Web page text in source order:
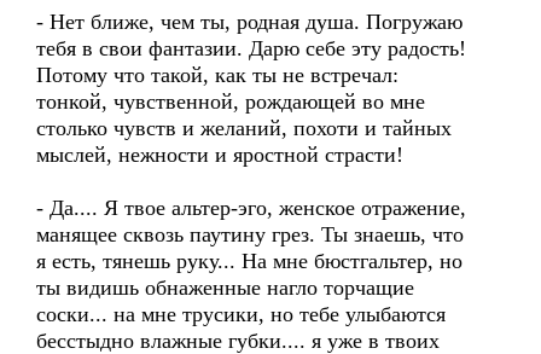
- Нет ближе, чем ты, родная душа. Погружаю
тебя в свои фантазии. Дарю себе эту радость!
Потому что такой, как ты не встречал:
тонкой, чувственной, рождающей во мне
столько чувств и желаний, похоти и тайных
мыслей, нежности и яростной страсти!
- Да.... Я твое альтер-эго, женское отражение,
манящее сквозь паутину грез. Ты знаешь, что
я есть, тянешь руку... На мне бюстгальтер, но
ты видишь обнаженные нагло торчащие
соски... на мне трусики, но тебе улыбаются
бесстыдно влажные губки.... я уже в твоих